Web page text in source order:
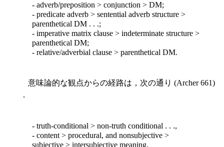
- adverb/preposition > conjunction > DM;
- predicate adverb > sentential adverb structure >
parenthetical DM . . .;
- imperative matrix clause > indeterminate structure >
parenthetical DM;
- relative/adverbial clause > parenthetical DM.
意味論的な観点からの経路は，次の通り (Archer 661)
．
- truth-conditional > non-truth conditional . . .,
- content > procedural, and nonsubjective >
subjective > intersubjective meaning,